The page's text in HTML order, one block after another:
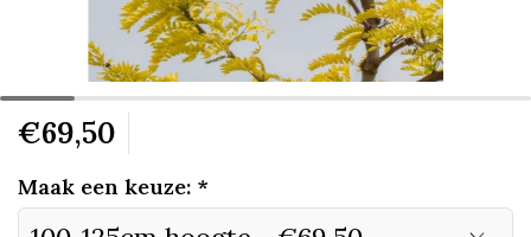
€69,50
Maak een keuze: *